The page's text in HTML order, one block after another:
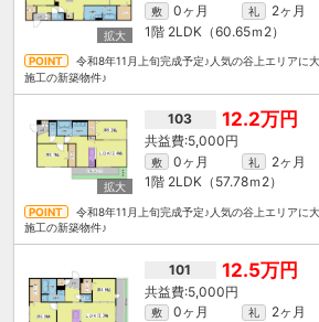
敷 0ヶ月 礼
2ヶ月
1階 2LDK（60.65ｍ 2）
令和8年11月上旬完成予定♪人気の谷上エリアに
施工の新築物件♪
103 12.2万円
5,000円
敷 0ヶ月 礼
2ヶ月
1階 2LDK（57.78ｍ 2）
令和8年11月上旬完成予定♪人気の谷上エリアに
施工の新築物件♪
101 12.5万円
5,000円
敷 0ヶ月 礼
2ヶ月